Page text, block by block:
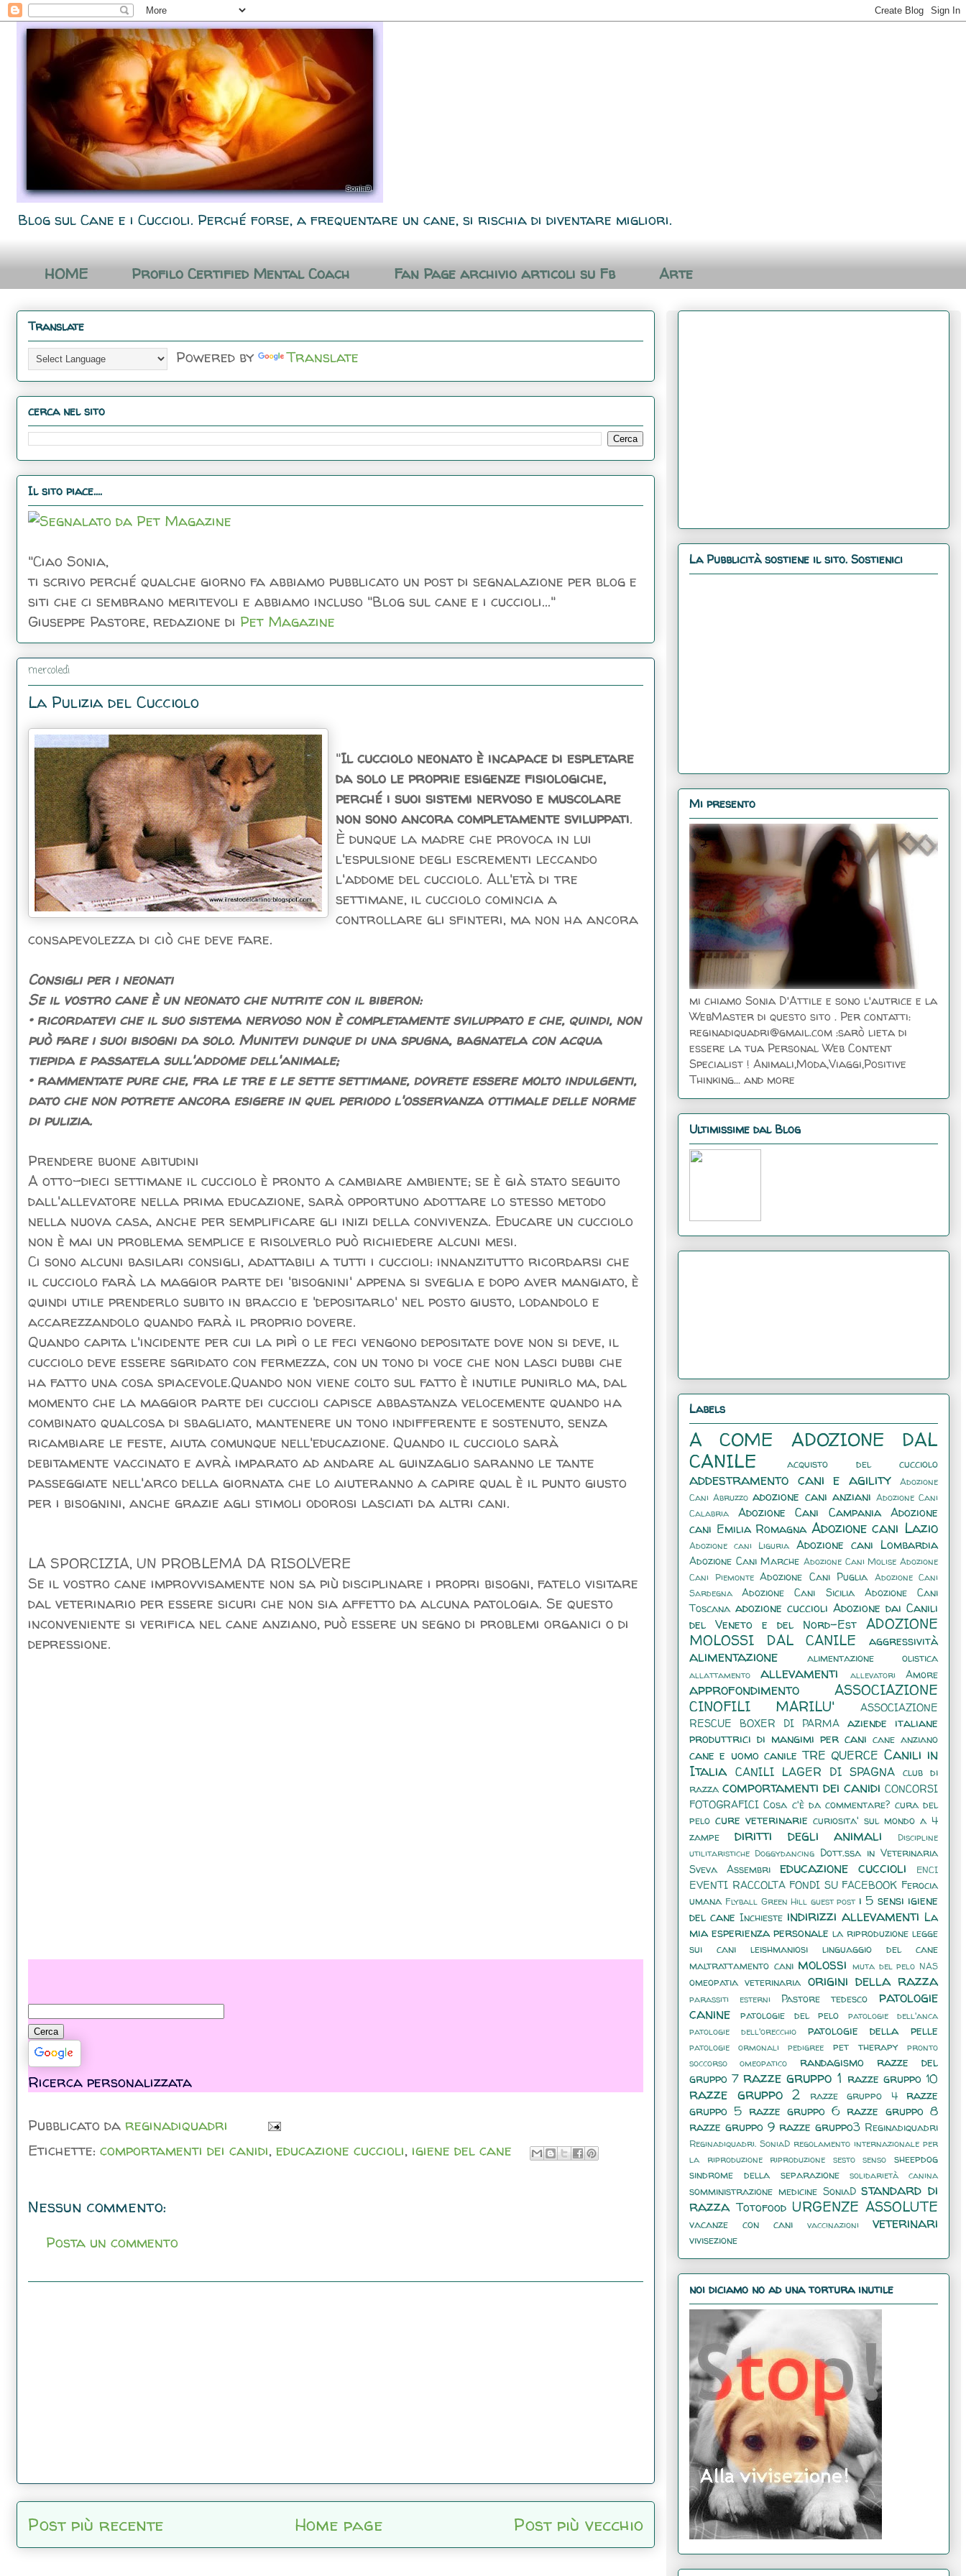
Blog sul Cane e i Cuccioli. Perché forse, a frequentare un cane, si rischia di diventare migliori.
HOME Profilo Certified Mental Coach Fan Page archivio articoli su Fb Arte
Translate
Powered by Translate
cerca nel sito
Il sito piace....
"Ciao Sonia,
ti scrivo perché qualche giorno fa abbiamo pubblicato un post di segnalazione per blog e
siti che ci sembrano meritevoli e abbiamo incluso "Blog sul cane e i cuccioli..."
Giuseppe Pastore, redazione di Pet Magazine
mercoledì
La Pulizia del Cucciolo
"Il cucciolo neonato è incapace di espletare
da solo le proprie esigenze fisiologiche,
perché i suoi sistemi nervoso e muscolare
non sono ancora completamente sviluppati.
È dunque la madre che provoca in lui
l'espulsione degli escrementi leccando
l'addome del cucciolo. All'età di tre
settimane, il cucciolo comincia a
controllare gli sfinteri, ma non ha ancora
consapevolezza di ciò che deve fare.
Consigli per i neonati
Se il vostro cane è un neonato che nutrite con il biberon:
• ricordatevi che il suo sistema nervoso non è completamente sviluppato e che, quindi, non
può fare i suoi bisogni da solo. Munitevi dunque di una spugna, bagnatela con acqua
tiepida e passatela sull'addome dell'animale;
• rammentate pure che, fra le tre e le sette settimane, dovrete essere molto indulgenti,
dato che non potrete ancora esigere in quel periodo l'osservanza ottimale delle norme
di pulizia.
Prendere buone abitudini
A otto-dieci settimane il cucciolo è pronto a cambiare ambiente; se è già stato seguito
dall'allevatore nella prima educazione, sarà opportuno adottare lo stesso metodo
nella nuova casa, anche per semplificare gli inizi della convivenza. Educare un cucciolo
non è mai un problema semplice e risolverlo può richiedere alcuni mesi.
Ci sono alcuni basilari consigli, adattabili a tutti i cuccioli: innanzitutto ricordarsi che
il cucciolo farà la maggior parte dei 'bisognini' appena si sveglia e dopo aver mangiato, è
quindi utile prenderlo subito in braccio e 'depositarlo' nel posto giusto, lodandolo e
accarezzandolo quando farà il proprio dovere.
Quando capita l'incidente per cui la pipì o le feci vengono depositate dove non si deve, il
cucciolo deve essere sgridato con fermezza, con un tono di voce che non lasci dubbi che
ha fatto una cosa spiacevole.Quando non viene colto sul fatto è inutile punirlo ma, dal
momento che la maggior parte dei cuccioli capisce abbastanza velocemente quando ha
combinato qualcosa di sbagliato, mantenere un tono indifferente e sostenuto, senza
ricambiare le feste, aiuta comunque nell'educazione. Quando il cucciolo sarà
debitamente vaccinato e avrà imparato ad andare al guinzaglio saranno le tante
passeggiate nell'arco della giornata che lo aiuteranno a capire qual è il punto giusto
per i bisognini, anche grazie agli stimoli odorosi lasciati da altri cani.
LA SPORCIZIA, UN PROBLEMA DA RISOLVERE
Se il vostro cane improvvisamente non sa più disciplinare i propri bisogni, fatelo visitare
dal veterinario per essere sicuri che non sia affetto da alcuna patologia. Se questo
inconveniente si verifica nel cane anziano, può essere un segno di problemi organici o di
depressione.
Ricerca personalizzata
Pubblicato da reginadiquadri
Etichette: comportamenti dei canidi, educazione cuccioli, igiene del cane
Nessun commento:
Posta un commento
Post più recente Post più vecchio
Home page
La Pubblicità sostiene il sito. Sostienici
Mi presento
mi chiamo Sonia D'Attile e sono l'autrice e la
WebMaster di questo sito . Per contatti:
reginadiquadri@gmail.com :sarò lieta di
essere la tua Personal Web Content
Specialist ! Animali,Moda,Viaggi,Positive
Thinking... and more
Ultimissime dal Blog
Labels
A COME ADOZIONE DAL
CANILE
acquisto del cucciolo
addestramento cani e agility
Adozione
Cani Abruzzo adozione cani anziani Adozione Cani
Calabria
Adozione Cani Campania
Adozione
cani Emilia Romagna Adozione cani Lazio
Adozione cani Liguria Adozione cani Lombardia
Adozione Cani Marche Adozione Cani Molise Adozione
Cani Piemonte Adozione Cani Puglia Adozione Cani
Sardegna
Adozione Cani Sicilia
Adozione Cani
Toscana adozione cuccioli Adozione dai Canili
del Veneto e del Nord-Est ADOZIONE
MOLOSSI DAL CANILE
aggressività
alimentazione alimentazione olistica
allattamento allevamenti allevatori Amore
approfondimento
ASSOCIAZIONE
CINOFILI MARILU'
ASSOCIAZIONE
RESCUE BOXER DI PARMA aziende italiane
produttrici di mangimi per cani cane anziano
cane e uomo canile TRE QUERCE Canili in
Italia CANILI LAGER DI SPAGNA club di
razza comportamenti dei canidi CONCORSI
FOTOGRAFICI Cosa c'è da commentare? cura del
pelo cure veterinarie curiosita' sul mondo a 4
zampe
diritti degli animali
Discipline
utilitaristiche Doggydancing Dott.ssa in Veterinaria
Sveva Assembri
educazione cuccioli ENCI
EVENTI RACCOLTA FONDI SU FACEBOOK Ferocia
umana Flyball Green Hill guest post i 5 sensi igiene
del cane Inchieste indirizzi allevamenti La
mia esperienza personale la riproduzione legge
sui cani
leishmaniosi
linguaggio del cane
maltrattamento cani molossi muta del pelo NAS
omeopatia veterinaria origini della razza
parassiti esterni Pastore tedesco
patologie
canine
patologie del pelo
patologie dell'anca
patologie dell'orecchio
patologie della pelle
patologie ormonali pedigree pet therapy
pronto
soccorso omeopatico
randagismo
razze del
gruppo 7 razze gruppo 1 razze gruppo 10
razze gruppo 2 razze gruppo 4
razze
gruppo 5 razze gruppo 6 razze gruppo 8
razze gruppo 9 razze gruppo3 Reginadiquadri
Reginadiquadri. SoniaD regolamento internazionale per
la riproduzione
riproduzione sesto senso
sheepdog
sindrome della separazione
solidarietà canina
somministrazione medicine SoniaD standard di
razza Totofood URGENZE ASSOLUTE
vacanze con cani vaccinazioni veterinari
vivisezione
noi diciamo no ad una tortura inutile